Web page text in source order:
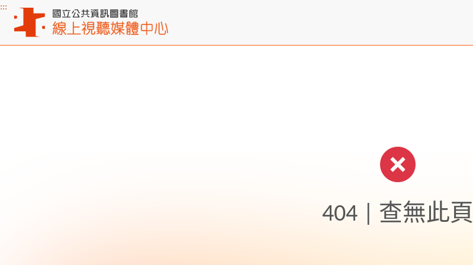
主要內容區塊
:::
404 | 查無此頁